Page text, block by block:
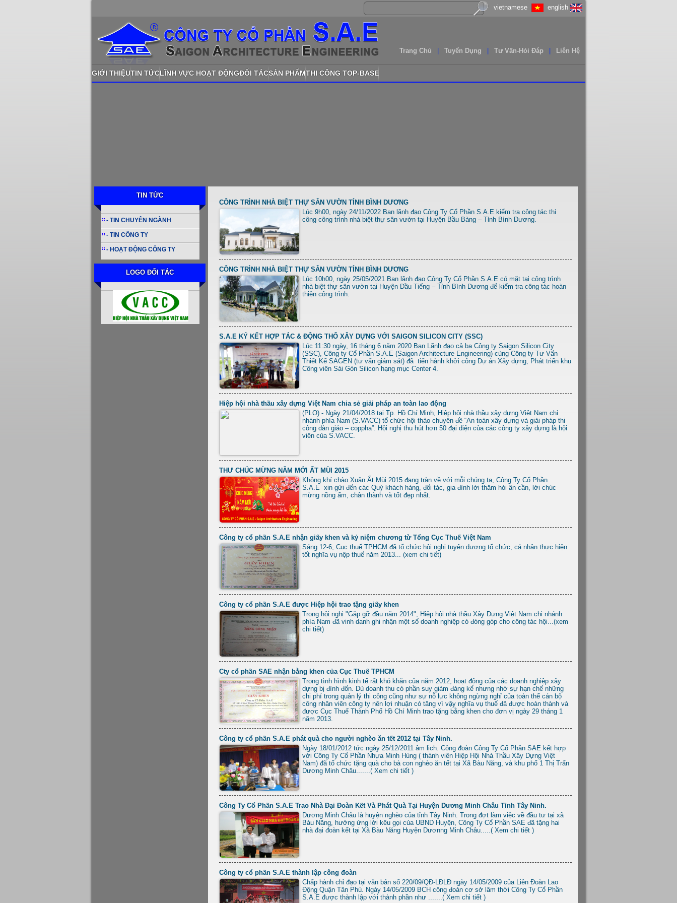
vietnamese english
Trang Chủ Tuyển Dụng Tư Vấn-Hỏi Đáp Liên Hệ
GIỚI THIỆUTIN TỨCLĨNH VỰC HOẠT ĐỘNGĐỐI TÁCSẢN PHẨMTHI CÔNG TOP-BASE
TIN TỨC
- TIN CHUYÊN NGÀNH
- TIN CÔNG TY
- HOẠT ĐỘNG CÔNG TY
LOGO ĐỐI TÁC
CÔNG TRÌNH NHÀ BIỆT THỰ SÂN VƯỜN TỈNH BÌNH DƯƠNG
Lúc 9h00, ngày 24/11/2022 Ban lãnh đạo Công Ty Cổ Phần S.A.E kiểm tra công tác thi
công công trình nhà biệt thự sân vườn tại Huyện Bầu Bàng – Tỉnh Bình Dương.
CÔNG TRÌNH NHÀ BIỆT THỰ SÂN VƯỜN TỈNH BÌNH DƯƠNG
Lúc 10h00, ngày 25/05/2021 Ban lãnh đạo Công Ty Cổ Phần S.A.E có mặt tại công trình
nhà biệt thự sân vườn tại Huyện Dầu Tiếng – Tỉnh Bình Dương để kiểm tra công tác hoàn
thiện công trình.
S.A.E KÝ KẾT HỢP TÁC & ĐỘNG THỔ XÂY DỰNG VỚI SAIGON SILICON CITY (SSC)
Lúc 11:30 ngày, 16 tháng 6 năm 2020 Ban Lãnh đạo cả ba Công ty Saigon Silicon City
(SSC), Công ty Cổ Phần S.A.E (Saigon Architecture Engineering) cùng Công ty Tư Vấn
Thiết Kế SAGEN (tư vấn giám sát) đã tiến hành khởi công Dự án Xây dựng, Phát triển khu
Công viên Sài Gòn Silicon hạng mục Center 4.
Hiệp hội nhà thầu xây dựng Việt Nam chia sẻ giải pháp an toàn lao động
(PLO) - Ngày 21/04/2018 tại Tp. Hồ Chí Minh, Hiệp hội nhà thầu xây dựng Việt Nam chi
nhánh phía Nam (S.VACC) tổ chức hội thảo chuyên đề “An toàn xây dựng và giải pháp thi
công dàn giáo – coppha”. Hội nghị thu hút hơn 50 đại diện của các công ty xây dựng là hội
viên của S.VACC.
THƯ CHÚC MỪNG NĂM MỚI ẤT MÙI 2015
Không khí chào Xuân Ất Mùi 2015 đang tràn về với mỗi chúng ta, Công Ty Cổ Phần
S.A.E xin gửi đến các Quý khách hàng, đối tác, gia đình lời thăm hỏi ân cần, lời chúc
mừng nồng ấm, chân thành và tốt đẹp nhất.
Công ty cổ phần S.A.E nhận giấy khen và kỷ niệm chương từ Tổng Cục Thuế Việt Nam
Sáng 12-6, Cục thuế TPHCM đã tổ chức hội nghị tuyên dương tổ chức, cá nhân thực hiện
tốt nghĩa vụ nộp thuế năm 2013... (xem chi tiết)
Công ty cổ phần S.A.E được Hiệp hội trao tặng giấy khen
Trong hội nghị "Gặp gỡ đầu năm 2014", Hiệp hội nhà thầu Xây Dựng Việt Nam chi nhánh
phía Nam đã vinh danh ghi nhận một số doanh nghiệp có đóng góp cho công tác hội...(xem
chi tiết)
Cty cổ phần SAE nhận bằng khen của Cục Thuế TPHCM
Trong tình hình kinh tế rất khó khăn của năm 2012, hoạt động của các doanh nghiệp xây
dựng bị đình đốn. Dù doanh thu có phần suy giảm đáng kể nhưng nhờ sự hạn chế những
chi phí trong quản lý thi công cũng như sự nỗ lực không ngừng nghỉ của toàn thể cán bộ
công nhân viên công ty nên lợi nhuận có tăng vì vậy nghĩa vụ thuế đã được hoàn thành và
được Cục Thuế Thành Phố Hồ Chí Minh trao tặng bằng khen cho đơn vị ngày 29 tháng 1
năm 2013.
Công ty cổ phần S.A.E phát quà cho người nghèo ăn tết 2012 tại Tây Ninh.
Ngày 18/01/2012 tức ngày 25/12/2011 âm lịch. Công đoàn Công Ty Cổ Phần SAE kết hợp
với Công Ty Cổ Phần Nhựa Minh Hùng ( thành viên Hiệp Hội Nhà Thầu Xây Dựng Việt
Nam) đã tổ chức tặng quà cho bà con nghèo ăn tết tại Xã Bàu Năng, và khu phố 1 Thị Trấn
Dương Minh Châu.......( Xem chi tiết )
Công Ty Cổ Phần S.A.E Trao Nhà Đại Đoàn Kết Và Phát Quà Tại Huyện Dương Minh Châu Tỉnh Tây Ninh.
Dương Minh Châu là huyện nghèo của tỉnh Tây Ninh. Trong đợt làm việc về đầu tư tại xã
Bàu Năng, hưởng ứng lời kêu gọi của UBND Huyện, Công Ty Cổ Phần SAE đã tặng hai
nhà đại đoàn kết tại Xã Bàu Năng Huyện Dươnng Minh Châu.....( Xem chi tiết )
Công ty cổ phần S.A.E thành lập công đoàn
Chấp hành chỉ đạo tại văn bản số 220/09/QĐ-LĐLĐ ngày 14/05/2009 của Liên Đoàn Lao
Động Quận Tân Phú. Ngày 14/05/2009 BCH công đoàn cơ sở lâm thời Công Ty Cổ Phần
S.A.E được thành lập với thành phần như .......( Xem chi tiết )